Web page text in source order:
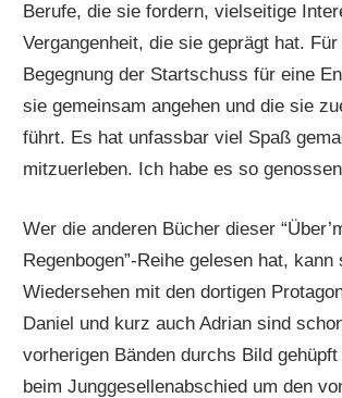
Berufe, die sie fordern, vielseitige
Vergangenheit, die sie geprägt hat.
Begegnung der Startschuss für eine
sie gemeinsam angehen und die sie
führt. Es hat unfassbar viel Spaß
mitzuerleben. Ich habe es so
Wer die anderen Bücher dieser
Regenbogen”-Reihe gelesen hat,
Wiedersehen mit den dortigen
Daniel und kurz auch Adrian sind
vorherigen Bänden durchs Bild
beim Junggesellenabschied um den